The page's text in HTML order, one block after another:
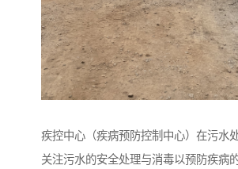
疾控中心（疾病预防控制中心）在污水
关注污水的安全处理与消毒以预防疾病